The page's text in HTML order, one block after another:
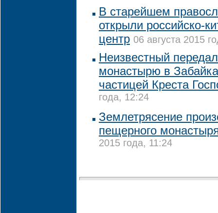
В старейшем
открыли российско-
центр 06 августа 2015
Неизвестный
монастырю в
частицей Креста
года, 12:24
Землетрясение
пещерного
2015 года, 11:24